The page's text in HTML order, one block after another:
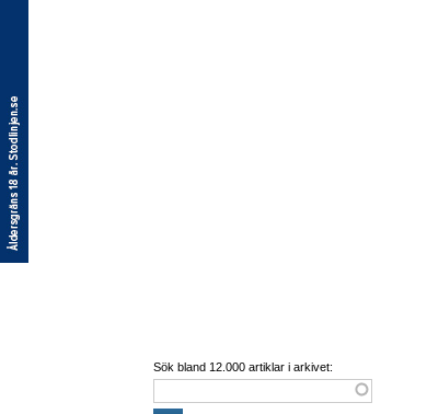
Sök bland 12.000 artiklar i arkivet: